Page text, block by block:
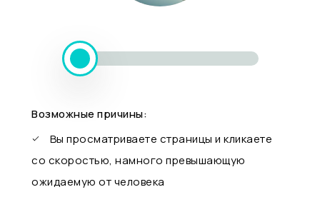
Возможные причины:
Вы просматриваете страницы и кликаете
со скоростью, намного превышающую
ожидаемую от человека